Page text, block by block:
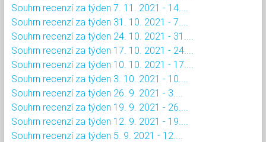
Souhrn recenzí za týden 7. 11. 2021 - 14....
Souhrn recenzí za týden 31. 10. 2021 - 7....
Souhrn recenzí za týden 24. 10. 2021 - 31....
Souhrn recenzí za týden 17. 10. 2021 - 24....
Souhrn recenzí za týden 10. 10. 2021 - 17....
Souhrn recenzí za týden 3. 10. 2021 - 10....
Souhrn recenzí za týden 26. 9. 2021 - 3....
Souhrn recenzí za týden 19. 9. 2021 - 26....
Souhrn recenzí za týden 12. 9. 2021 - 19....
Souhrn recenzí za týden 5. 9. 2021 - 12....